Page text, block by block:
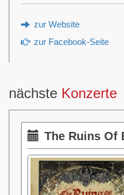
zur Website
zur Facebook-Seite
nächste Konzerte
The Ruins Of